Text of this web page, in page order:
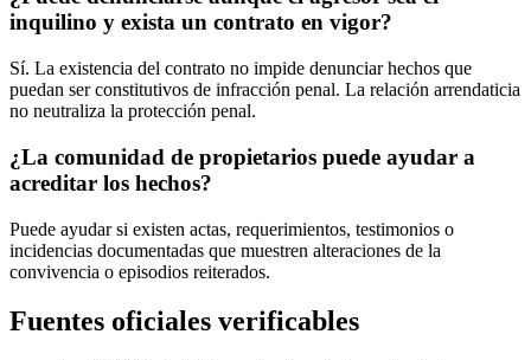
inquilino y exista un contrato en vigor?
Sí. La existencia del contrato no impide denunciar hechos que
puedan ser constitutivos de infracción penal. La relación arrendaticia
no neutraliza la protección penal.
¿La comunidad de propietarios puede ayudar a
acreditar los hechos?
Puede ayudar si existen actas, requerimientos, testimonios o
incidencias documentadas que muestren alteraciones de la
convivencia o episodios reiterados.
Fuentes oficiales verificables